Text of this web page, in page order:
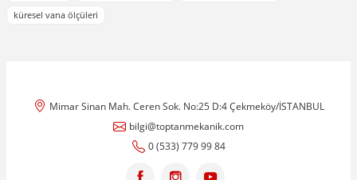
Ürün fiyatı diğer sitelerden daha pahalı.
Bu ürüne benzer farklı alternatifler olmalı.
küresel vana ölçüleri
Mimar Sinan Mah. Ceren Sok. No:25 D:4 Çekmeköy/İSTANBUL
bilgi@toptanmekanik.com
0 (533) 779 99 84